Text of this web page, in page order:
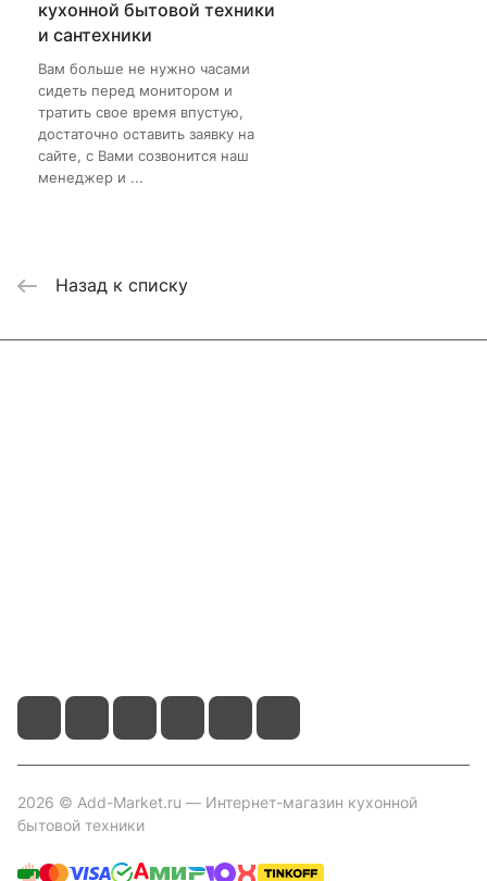
кухонной бытовой техники
и сантехники
Вам больше не нужно часами
сидеть перед монитором и
тратить свое время впустую,
достаточно оставить заявку на
сайте, с Вами созвонится наш
менеджер и ...
Назад к списку
2026 © Add-Market.ru — Интернет-магазин кухонной
бытовой техники